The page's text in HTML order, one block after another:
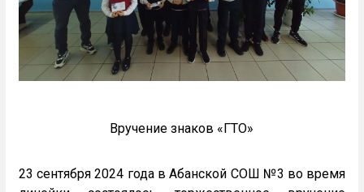
Вручение знаков «ГТО»
23 сентября 2024 года в Абанской СОШ №3 во время